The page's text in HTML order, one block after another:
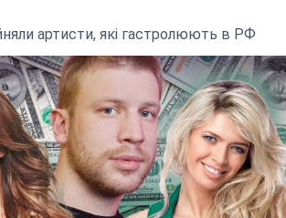
артисти, які гастролюють в РФ